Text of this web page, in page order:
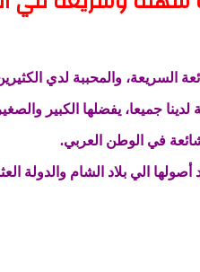
السريعة، والمحببة لدي
جميعا، يفضلها الكبير
في الوطن العربي.
الي بلاد الشام والدولة